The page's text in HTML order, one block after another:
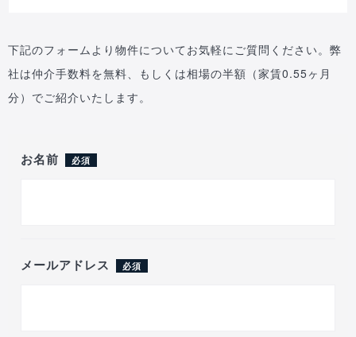
下記のフォームより物件についてお気軽にご質問ください。弊
社は仲介手数料を無料、もしくは相場の半額（家賃0.55ヶ月
分）でご紹介いたします。
お名前 必須
メールアドレス 必須